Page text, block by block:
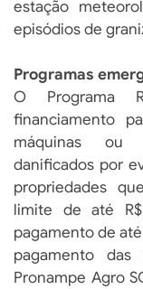
estação
episódios de
Programas
O Programa
financiamento
máquinas ou
danificados por
propriedades
limite de até
pagamento de
pagamento
Pronampe Agro